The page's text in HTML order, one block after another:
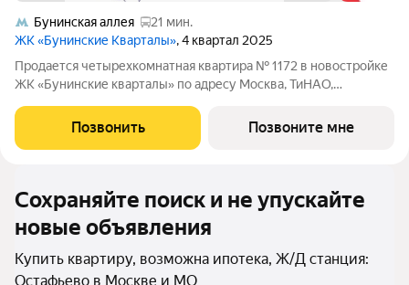
Бунинская аллея
21 мин.
ЖК «Бунинские Кварталы», 4 квартал 2025
Продается четырехкомнатная квартира № 1172 в новостройке
ЖК «Бунинские кварталы» по адресу Москва, ТиНАО,
Бунинские Кварталы, 7.4, район Коммунарка, Новомосковский
административный округ, Москва. Общая
Позвонить Позвоните мне
Сохраняйте поиск и не упускайте
новые объявления
Купить квартиру, возможна ипотека, Ж/Д станция:
Остафьево в Москве и МО